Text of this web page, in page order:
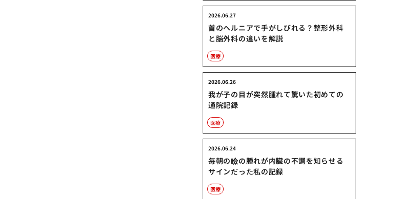
首のヘルニアで手がしびれる？整形外科
と脳外科の違いを解説
2026.06.27
医療
我が子の目が突然腫れて驚いた初めての
通院記録
2026.06.26
医療
毎朝の瞼の腫れが内臓の不調を知らせる
サインだった私の記録
2026.06.24
医療